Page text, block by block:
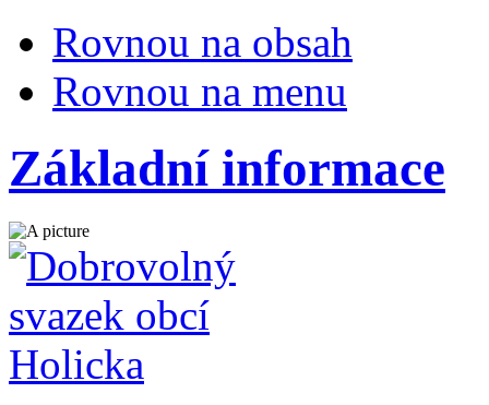
Rovnou na obsah
Rovnou na menu
Základní informace